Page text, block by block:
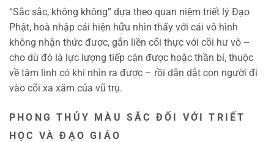
“Sắc sắc, không không” dựa theo quan niệm triết lý Ðạo
Phật, hoà nhập cái hiện hữu nhìn thấy với cái vô hình
không nhận thức được, gắn liền cõi thực với cõi hư vô –
cho dù đó là lực lượng tiếp cận được hoặc thần bí, thuộc
về tâm linh có khi nhìn ra được – rồi dẫn dắt con người đi
vào cõi xa xăm của vũ trụ.
PHONG THỦY MÀU SẮC ĐỐI VỚI TRIẾT
HỌC VÀ ĐẠO GIÁO